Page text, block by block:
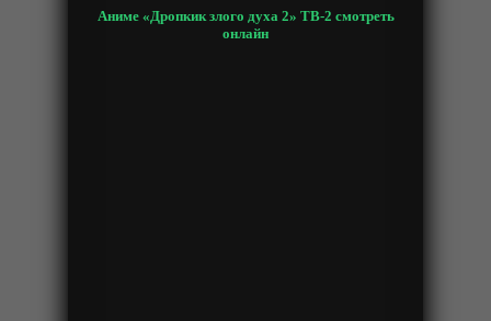
Аниме «Дропкик злого духа 2» ТВ-2 смотреть
онлайн